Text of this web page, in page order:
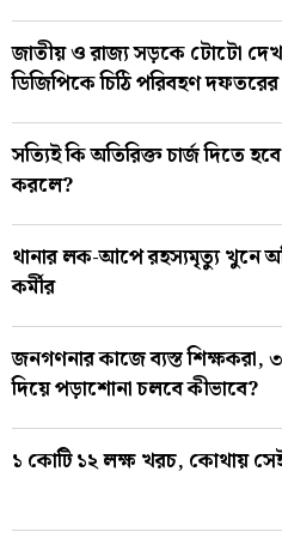
জাতীয় ও রাজ্য সড়কে টোটো
ডিজিপিকে চিঠি পরিবহণ দফতরের
সত্যিই কি অতিরিক্ত চার্জ দিতে
করলে?
থানার লক-আপে রহস্যমৃত্যু খুনে
কর্মীর
জনগণনার কাজে ব্যস্ত শিক্ষকরা,
দিয়ে পড়াশোনা চলবে কীভাবে?
১ কোটি ১২ লক্ষ খরচ, কোথায় সেই